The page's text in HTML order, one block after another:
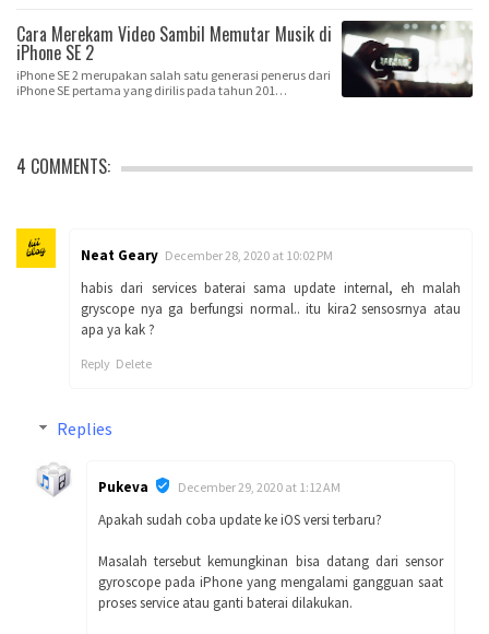
Cara Merekam Video Sambil Memutar Musik di
iPhone SE 2
iPhone SE 2 merupakan salah satu generasi penerus dari
iPhone SE pertama yang dirilis pada tahun 201…
4 COMMENTS:
Neat Geary December 28, 2020 at 10:02 PM
habis dari services baterai sama update internal, eh malah
gryscope nya ga berfungsi normal.. itu kira2 sensosrnya atau
apa ya kak ?
Reply Delete
Replies
Pukeva December 29, 2020 at 1:12 AM
Apakah sudah coba update ke iOS versi terbaru?
Masalah tersebut kemungkinan bisa datang dari sensor
gyroscope pada iPhone yang mengalami gangguan saat
proses service atau ganti baterai dilakukan.